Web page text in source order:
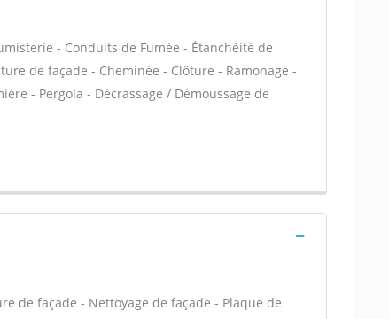
- Conduits de Fumée - Étanchéité de
de façade - Cheminée - Clôture - Ramonage -
- Pergola - Décrassage / Démoussage de
de façade - Nettoyage de façade - Plaque de